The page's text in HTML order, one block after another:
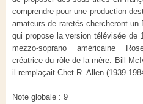
comprendre pour une production
amateurs de raretés chercheront
qui propose la version télévisée de
mezzo-soprano américaine
créatrice du rôle de la mère. Bill
il remplaçait Chet R. Allen (1939-
Note globale : 9